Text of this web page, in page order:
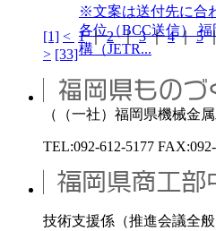
※文案は送付先に合
各位（BCC送信）
構（JETR...
[1] < 1｜2｜3｜4｜5
> [33]
（（一社）福岡県機械金
TEL:092-612-5177
技術支援係（推進会議全